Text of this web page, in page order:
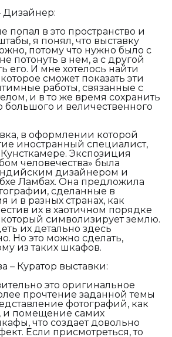
Дизайнер:
попал в это пространство и
я понял, что выставку
потому что нужно было с
потонуть в нем, а с другой
его. И мне хотелось найти
сможет показать эти
работы, связанные с
и в то же время сохранить
большого и величественного
в оформлении которой
иностранный специалист,
Кунсткамере. Экспозиция
человечества» была
дизайнером и
Ламбах. Она предложила
сделанные в
и в разных странах, как
их в хаотичном порядке
который символизирует землю.
их детально здесь
Но это можно сделать,
из таких шкафов.
– Куратор выставки:
это оригинальное
прочтение заданной темы
фотографий, как
и помещение самих
что создает довольно
Если присмотреться, то